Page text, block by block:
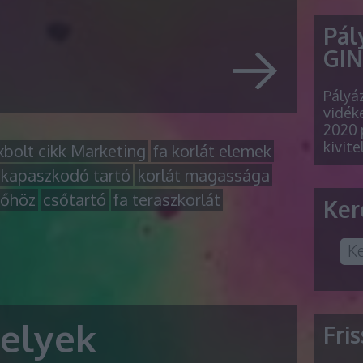
cikk Marketing fa korlát elemek
tartó korlát magassága
csőtartó fa teraszkorlát
2020